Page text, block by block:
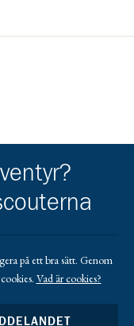
på ett bra sätt. Genom
Vad är cookies?